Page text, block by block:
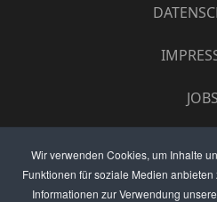
Wir verwenden Cookies, um Inhalte
Funktionen für soziale Medien
Informationen zur Verwendung
JOBS
ANZEIGEN